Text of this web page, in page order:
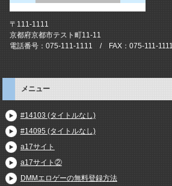
〒111-1111
京都府京都市テスト町11-11
電話番号：075-111-1111 / FAX：075-111-1111
メニュー
#14103 (タイトルなし)
#14095 (タイトルなし)
a17サイト
a17サイト②
DMMエロゲーの無料登録方法